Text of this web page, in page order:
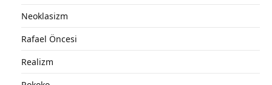
Neoklasizm
Rafael Öncesi
Realizm